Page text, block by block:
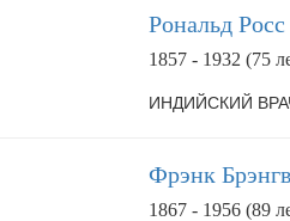
Рональд Росс
1857 - 1932 (75
ИНДИЙСКИЙ
Фрэнк
1867 - 1956 (89